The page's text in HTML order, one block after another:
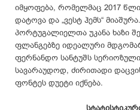
იმყოფება, რომელმაც 2017
დატოვა და „ვესტ ჰემს“
პორტუგალიელთა უკანა ხაზი
ფლანგებზე იდეალური
ფერნანდო სანტუშს სერიოზული
სავარაუდოდ, ძირითადი
ფონტეს დუეტი იქნება.